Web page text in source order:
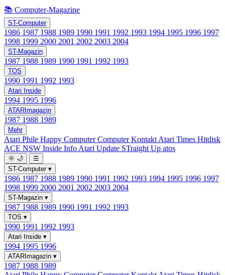
📚 Computer-Magazine
ST-Computer
1986 1987 1988 1989 1990 1991 1992 1993 1994 1995 1996 1997
1998 1999 2000 2001 2002 2003 2004
ST-Magazin
1987 1988 1989 1990 1991 1992 1993
TOS
1990 1991 1992 1993
Atari Inside
1994 1995 1996
ATARImagazin
1987 1988 1989
Mehr
Atari Phile Happy ComputerComputer Kontakt Atari Times Hitdisk
ACE NSW Inside Info Atari Update STraight Up atos
🌞 🌙
☰
ST-Computer ▾
1986 1987 1988 1989 1990 1991 1992 1993 1994 1995 1996 1997
1998 1999 2000 2001 2002 2003 2004
ST-Magazin ▾
1987 1988 1989 1990 1991 1992 1993
TOS ▾
1990 1991 1992 1993
Atari Inside ▾
1994 1995 1996
ATARImagazin ▾
1987 1988 1989